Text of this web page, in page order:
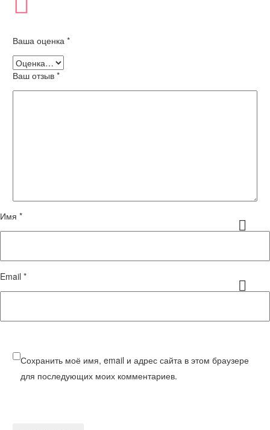
Ваша оценка *
Ваш отзыв *
Имя *
Email *
Сохранить моё имя, email и адрес сайта в этом браузере
для последующих моих комментариев.